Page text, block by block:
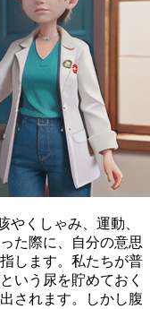
やくしゃみ、運動、
た際に、自分の意思
します。私たちが普
いう尿を貯めておく
されます。しかし腹